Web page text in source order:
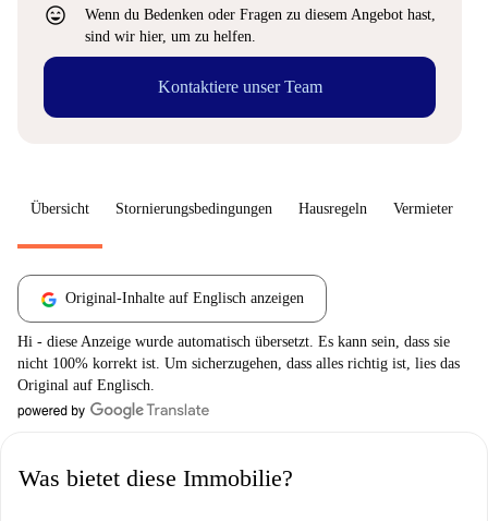
sentiment_very_satisfied
Wenn du Bedenken oder Fragen zu diesem Angebot hast,
sind wir hier, um zu helfen.
Kontaktiere unser Team
Übersicht Stornierungsbedingungen Hausregeln Vermieter
Original-Inhalte auf Englisch anzeigen
Hi - diese Anzeige wurde automatisch übersetzt. Es kann sein, dass sie
nicht 100% korrekt ist. Um sicherzugehen, dass alles richtig ist, lies das
Original auf Englisch.
Was bietet diese Immobilie?